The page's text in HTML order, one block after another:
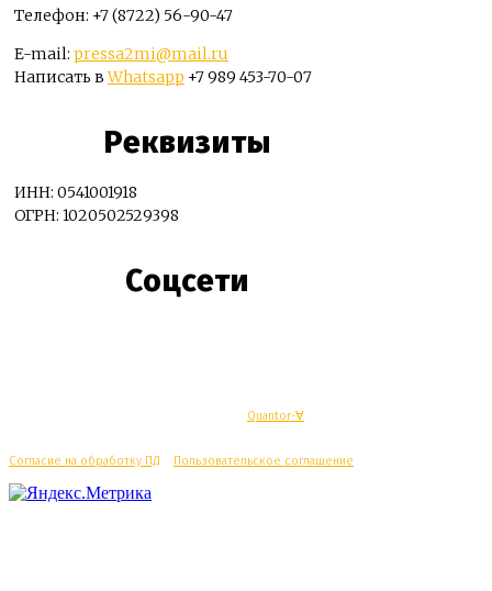
Телефон: +7 (8722) 56-90-47
E-mail: pressa2mi@mail.ru
Написать вWhatsapp +7 989 453-70-07
Реквизиты
ИНН: 0541001918
ОГРН: 1020502529398
Соцсети
Quantor-∀
Согласие на обработку ПД Пользовательское соглашение